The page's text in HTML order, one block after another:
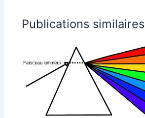
Publications similaires